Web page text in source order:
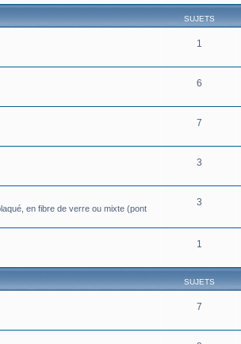
SUJETS
1
6
7
3
en fibre de verre ou mixte (pont
3
1
SUJETS
7